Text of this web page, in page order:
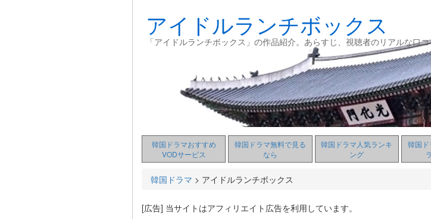
アイドルランチボックス
「アイドルランチボックス」の作品紹介。あらすじ、視聴者のリアルな口
韓国ドラマおすすめ
VODサービス
韓国ドラマ無料で見る
なら
韓国ドラマ人気ランキ
ング
韓国
韓国ドラマ > アイドルランチボックス
[広告] 当サイトはアフィリエイト広告を利用しています。